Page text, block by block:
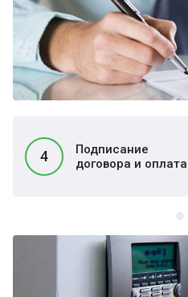
4
Подписание
договора и оплата